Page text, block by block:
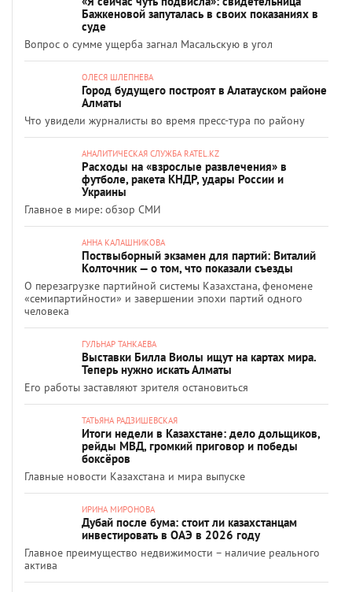
Бажкеновой запуталась в своих показаниях в
суде
Вопрос о сумме ущерба загнал Масальскую в угол
ОЛЕСЯ ШЛЕПНЕВА
Город будущего построят в Алатауском районе
Алматы
Что увидели журналисты во время пресс-тура по району
АНАЛИТИЧЕСКАЯ СЛУЖБА RATEL.KZ
Расходы на «взрослые развлечения» в
футболе, ракета КНДР, удары России и
Украины
Главное в мире: обзор СМИ
АННА КАЛАШНИКОВА
Поствыборный экзамен для партий: Виталий
Колточник — о том, что показали съезды
О перезагрузке партийной системы Казахстана, феномене
«семипартийности» и завершении эпохи партий одного
человека
ГУЛЬНАР ТАНКАЕВА
Выставки Билла Виолы ищут на картах мира.
Теперь нужно искать Алматы
Его работы заставляют зрителя остановиться
ТАТЬЯНА РАДЗИШЕВСКАЯ
Итоги недели в Казахстане: дело дольщиков,
рейды МВД, громкий приговор и победы
боксёров
Главные новости Казахстана и мира выпуске
ИРИНА МИРОНОВА
Дубай после бума: стоит ли казахстанцам
инвестировать в ОАЭ в 2026 году
Главное преимущество недвижимости – наличие реального
актива